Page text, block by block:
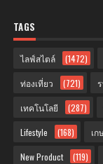
TAGS
ไลฟ์สไตล์ (1472)
ท่องเที่ยว (721)
เทคโนโลยี (287)
Lifestyle (168) เก
New Product (119)